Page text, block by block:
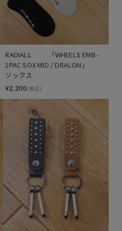
RADIALL  　　「WHEELS EMB -
1PAC SOX MID / DRALON」
ソックス
¥2,200(税込)